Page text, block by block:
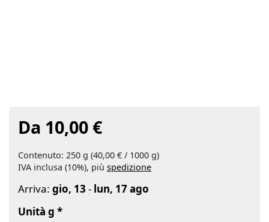
Da 10,00 €
Contenuto: 250 g (40,00 € / 1000 g)
IVA inclusa (10%), più spedizione
Arriva: gio, 13 - lun, 17 ago
Unità g